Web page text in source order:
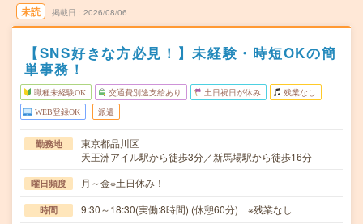
未読 掲載日 2026/08/06
【SNS好きな方必見！】未経験・時短OKの簡
単事務！
職種未経験OK 交通費別途支給あり 土日祝日が休み 残業なし
WEB登録OK 派遣
勤務地
東京都品川区
天王洲アイル駅から徒歩3分／新馬場駅から徒歩16分
曜日頻度 月～金※土日休み！
時間 9:30～18:30(実働:8時間) (休憩60分) ※残業なし